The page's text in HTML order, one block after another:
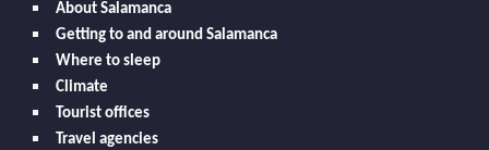
About Salamanca
Getting to and around Salamanca
Where to sleep
Climate
Tourist offices
Travel agencies